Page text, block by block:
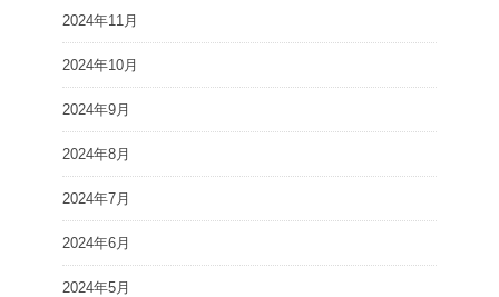
2024年11月
2024年10月
2024年9月
2024年8月
2024年7月
2024年6月
2024年5月